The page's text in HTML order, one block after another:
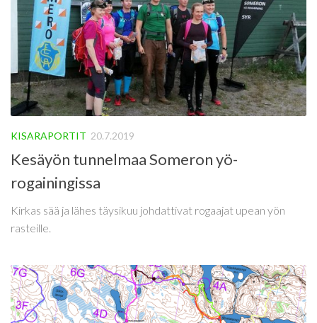
KISARAPORTIT 20.7.2019
Kesäyön tunnelmaa Someron yö-
rogainingissa
Kirkas sää ja lähes täysikuu johdattivat rogaajat upean yön
rasteille.